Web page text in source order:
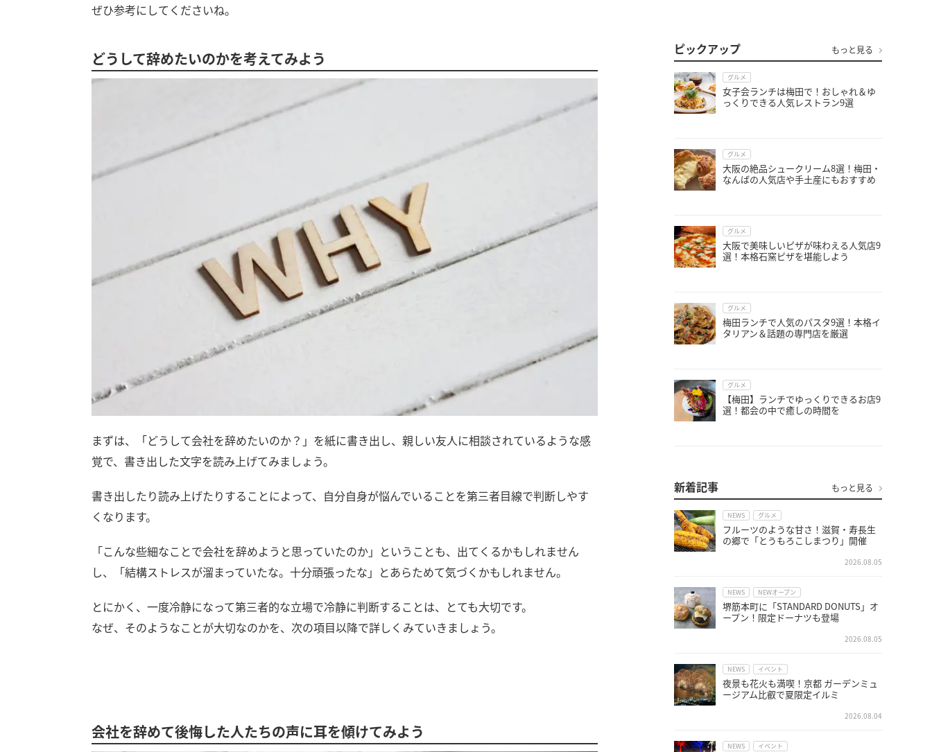
ぜひ参考にしてくださいね。
どうして辞めたいのかを考えてみよう
まずは、「どうして会社を辞めたいのか？」を紙に書き出し、親しい友人に相談されているような感
覚で、書き出した文字を読み上げてみましょう。
書き出したり読み上げたりすることによって、自分自身が悩んでいることを第三者目線で判断しやす
くなります。
「こんな些細なことで会社を辞めようと思っていたのか」ということも、出てくるかもしれません
し、「結構ストレスが溜まっていたな。十分頑張ったな」とあらためて気づくかもしれません。
とにかく、一度冷静になって第三者的な立場で冷静に判断することは、とても大切です。
なぜ、そのようなことが大切なのかを、次の項目以降で詳しくみていきましょう。
会社を辞めて後悔した人たちの声に耳を傾けてみよう
ピックアップ もっと見る
グルメ
女子会ランチは梅田で！おしゃれ＆ゆ
っくりできる人気レストラン9選
グルメ
大阪の絶品シュークリーム8選！梅田・
なんばの人気店や手土産にもおすすめ
グルメ
大阪で美味しいピザが味わえる人気店9
選！本格石窯ピザを堪能しよう
グルメ
梅田ランチで人気のパスタ9選！本格イ
タリアン＆話題の専門店を厳選
グルメ
【梅田】ランチでゆっくりできるお店9
選！都会の中で癒しの時間を
新着記事 もっと見る
NEWS グルメ
フルーツのような甘さ！滋賀・寿長生
の郷で「とうもろこしまつり」開催
2026.08.05
NEWS NEWオープン
堺筋本町に「STANDARD DONUTS」オ
ープン！限定ドーナツも登場
2026.08.05
NEWS イベント
夜景も花火も満喫！京都 ガーデンミュ
ージアム比叡で夏限定イルミ
2026.08.04
NEWS イベント